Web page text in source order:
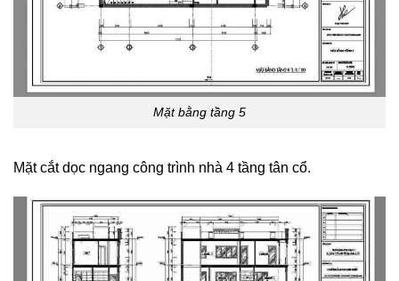
Mặt bằng tầng 5
Mặt cắt dọc ngang công trình nhà 4 tầng tân cổ.